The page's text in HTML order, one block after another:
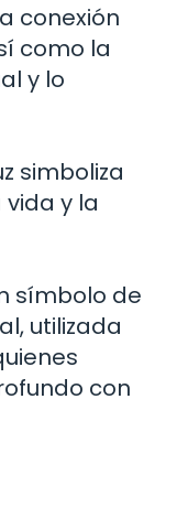
conexión
como la
y lo
simboliza
y la
símbolo de
utilizada
con